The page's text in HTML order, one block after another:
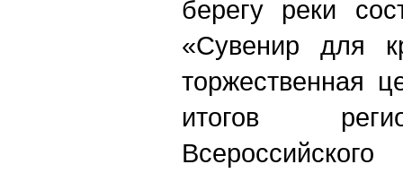
берегу реки
«Сувенир для
торжественная
итогов